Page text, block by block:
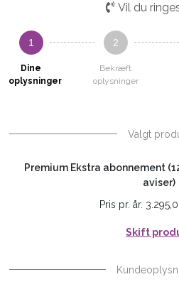
Vil du
1
Dine
oplysninger
2
Bekræft
oplysninger
Valgt
Premium Ekstra abonnement
aviser)
Pris pr. år.
Skift